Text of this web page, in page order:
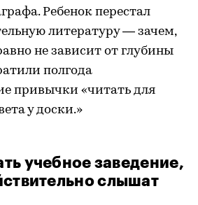
Ребенок перестал
литературу — зачем,
не зависит от глубины
полгода
привычки «читать для
у доски.»
учебное заведение,
слышат